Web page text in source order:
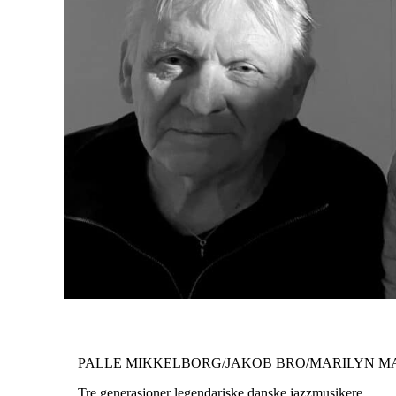
PALLE MIKKELBORG/JAKOB BRO/MARILYN
Tre generasjoner legendariske danske jazzmusikere